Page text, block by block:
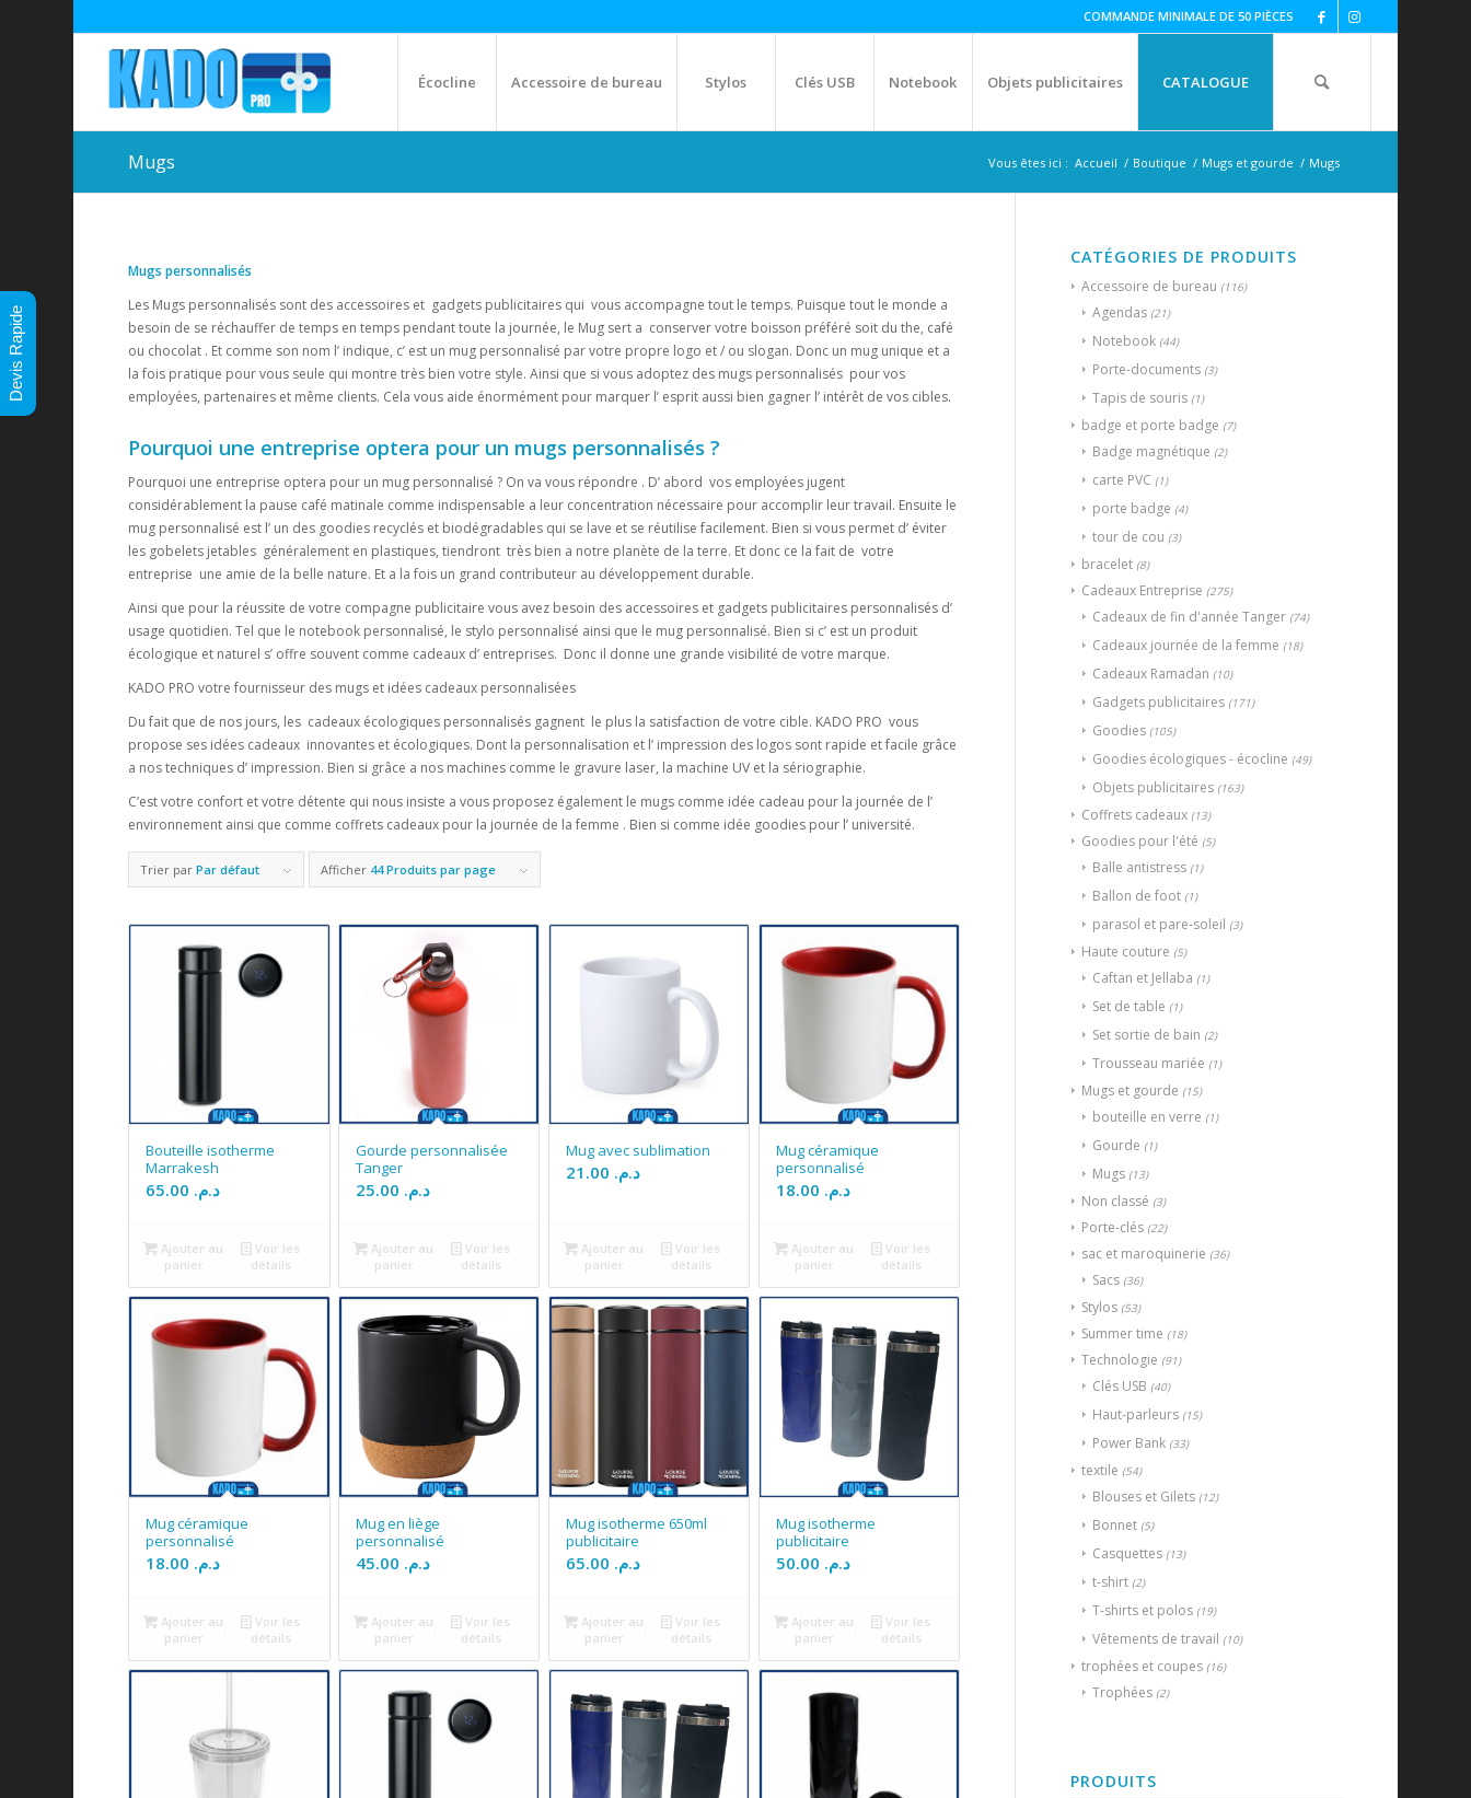
COMMANDE MINIMALE DE 50 PIÈCES
Écocline Accessoire de bureau Stylos Clés USB Notebook Objets publicitaires CATALOGUE
Mugs Vous êtes ici : Accueil / Boutique / Mugs et gourde / Mugs
Mugs personnalisés
Les Mugs personnalisés sont des accessoires et gadgets publicitaires qui vous accompagne tout le temps. Puisque tout le monde a
besoin de se réchauffer de temps en temps pendant toute la journée, le Mug sert a conserver votre boisson préféré soit du the, café
ou chocolat . Et comme son nom l’ indique, c’ est un mug personnalisé par votre propre logo et / ou slogan. Donc un mug unique et a
la fois pratique pour vous seule qui montre très bien votre style. Ainsi que si vous adoptez des mugs personnalisés pour vos
employées, partenaires et même clients. Cela vous aide énormément pour marquer l’ esprit aussi bien gagner l’ intérêt de vos cibles.
Pourquoi une entreprise optera pour un mugs personnalisés ?
Pourquoi une entreprise optera pour un mug personnalisé ? On va vous répondre . D’ abord vos employées jugent
considérablement la pause café matinale comme indispensable a leur concentration nécessaire pour accomplir leur travail. Ensuite le
mug personnalisé est l’ un des goodies recyclés et biodégradables qui se lave et se réutilise facilement. Bien si vous permet d’ éviter
les gobelets jetables généralement en plastiques, tiendront très bien a notre planète de la terre. Et donc ce la fait de votre
entreprise une amie de la belle nature. Et a la fois un grand contributeur au développement durable.
Ainsi que pour la réussite de votre compagne publicitaire vous avez besoin des accessoires et gadgets publicitaires personnalisés d’
usage quotidien. Tel que le notebook personnalisé, le stylo personnalisé ainsi que le mug personnalisé. Bien si c’ est un produit
écologique et naturel s’ offre souvent comme cadeaux d’ entreprises. Donc il donne une grande visibilité de votre marque.
KADO PRO votre fournisseur des mugs et idées cadeaux personnalisées
Du fait que de nos jours, les cadeaux écologiques personnalisés gagnent le plus la satisfaction de votre cible. KADO PRO vous
propose ses idées cadeaux innovantes et écologiques. Dont la personnalisation et l’ impression des logos sont rapide et facile grâce
a nos techniques d’ impression. Bien si grâce a nos machines comme le gravure laser, la machine UV et la sériographie.
C’est votre confort et votre détente qui nous insiste a vous proposez également le mugs comme idée cadeau pour la journée de l’
environnement ainsi que comme coffrets cadeaux pour la journée de la femme . Bien si comme idée goodies pour l’ université.
Trier parPar défaut Afficher 44 Produits par page
Bouteille isotherme
Marrakesh
د.م.
Ajouter au
panier
Voir les
détails
Gourde personnalisée
Tanger
د.م.
Ajouter au
panier
Voir les
détails
Mug avec sublimation
د.م.
Ajouter au
panier
Voir les
détails
Mug céramique
personnalisé
د.م.
Ajouter au
panier
Voir les
détails
Mug céramique
personnalisé
د.م.
Ajouter au
panier
Voir les
détails
Mug en liège
personnalisé
د.م.
Ajouter au
panier
Voir les
détails
Mug isotherme 650ml
publicitaire
د.م.
Ajouter au
panier
Voir les
détails
Mug isotherme
publicitaire
د.م.
Ajouter au
panier
Voir les
détails
CATÉGORIES DE PRODUITS
Accessoire de bureau (116)
Agendas (21)
Notebook (44)
Porte-documents (3)
Tapis de souris (1)
badge et porte badge (7)
Badge magnétique (2)
carte PVC (1)
porte badge (4)
tour de cou (3)
bracelet (8)
Cadeaux Entreprise (275)
Cadeaux de fin d'année Tanger (74)
Cadeaux journée de la femme (18)
Cadeaux Ramadan (10)
Gadgets publicitaires (171)
Goodies (105)
Goodies écologiques - écocline (49)
Objets publicitaires (163)
Coffrets cadeaux (13)
Goodies pour l'été (5)
Balle antistress (1)
Ballon de foot (1)
parasol et pare-soleil (3)
Haute couture (5)
Caftan et Jellaba (1)
Set de table (1)
Set sortie de bain (2)
Trousseau mariée (1)
Mugs et gourde (15)
bouteille en verre (1)
Gourde (1)
Mugs (13)
Non classé (3)
Porte-clés (22)
sac et maroquinerie (36)
Sacs (36)
Stylos (53)
Summer time (18)
Technologie (91)
Clés USB (40)
Haut-parleurs (15)
Power Bank (33)
textile (54)
Blouses et Gilets (12)
Bonnet (5)
Casquettes (13)
t-shirt (2)
T-shirts et polos (19)
Vêtements de travail (10)
trophées et coupes (16)
Trophées (2)
PRODUITS
Devis Rapide